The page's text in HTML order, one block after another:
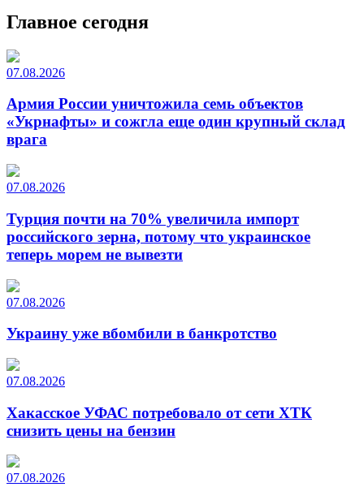
Главное сегодня
07.08.2026
Армия России уничтожила семь объектов
«Укрнафты» и сожгла еще один крупный склад
врага
07.08.2026
Турция почти на 70% увеличила импорт
российского зерна, потому что украинское
теперь морем не вывезти
07.08.2026
Украину уже вбомбили в банкротство
07.08.2026
Хакасское УФАС потребовало от сети ХТК
снизить цены на бензин
07.08.2026